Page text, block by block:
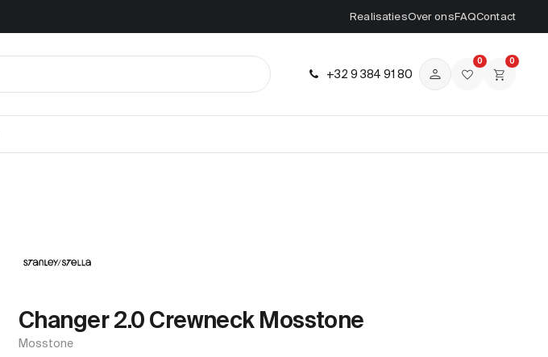
RealisatiesOver onsFAQContact
0
0
+32 9 384 91 80
Changer 2.0 Crewneck Mosstone
Mosstone